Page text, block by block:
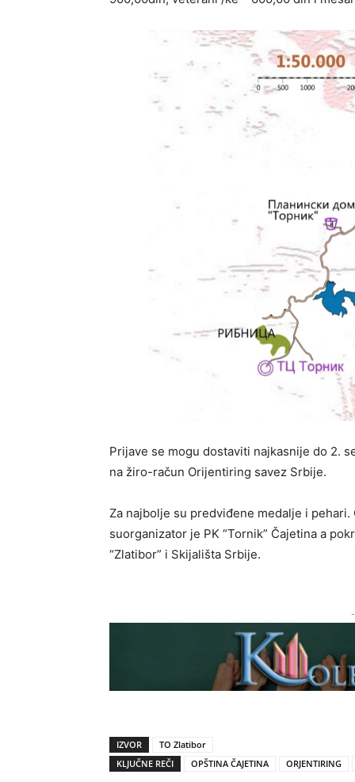
Prijave se mogu dostaviti najkasnije do 2.
na žiro-račun Orijentiring savez Srbije.
Za najbolje su predviđene medalje i
suorganizator je PK “Tornik” Čajetina a
“Zlatibor” i Skijališta Srbije.
IZVOR
TO Zlatibor
KLJUČNE REČI
OPŠTINA ČAJETINA ORJENTIRING